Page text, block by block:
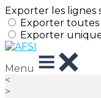
Exporter les lignes
Exporter toutes
Exporter
Menu
<
>